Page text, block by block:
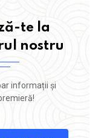
te la
nostru
informații și